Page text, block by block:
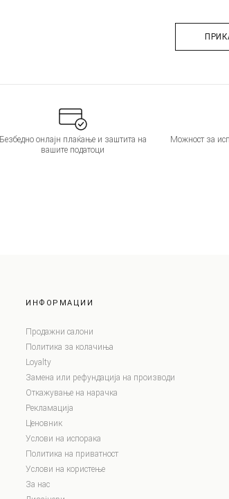
Безбедно онлајн плаќање и заштита на
вашите податоци
Можност за
ИНФОРМАЦИИ
Продажни салони
Политика за колачиња
Loyalty
Замена или рефундација на производи
Откажување на нарачка
Рекламација
Ценовник
Услови на испорака
Политика на приватност
Услови на користење
За нас